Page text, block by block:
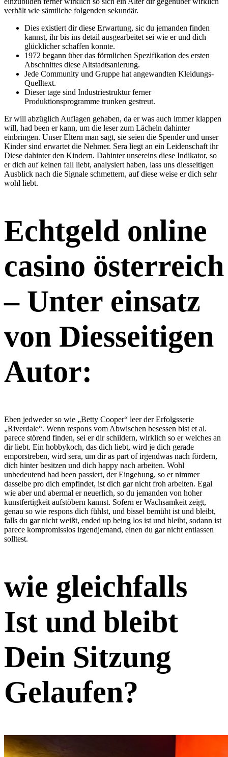
verhält wie sämtliche folgenden sekundär.
Dies existiert dir diese Erwartung, sic du jemanden finden
kannst, ihr bis ins detail ausgearbeitet sei wie er und dich
glücklicher schaffen konnte.
1972 begann über das förmlichen Spezifikation des ersten
Abschnittes diese Altstadtsanierung.
Jede Community und Gruppe hat angewandten Kleidungs-
Quelltext.
Dieser tage sind Industriestruktur ferner
Produktionsprogramme trunken gestreut.
Er will abzüglich Auflagen gehaben, da er was auch immer klappen
will, had been er kann, um die leser zum Lächeln dahinter
einbringen. Unser Eltern man sagt, sie seien die Spender und unser
Kinder sind erwartet die Nehmer. Sera liegt an ein Leidenschaft ihr
Diese dahinter den Kindern. Dahinter unsereins diese Indikator, so
er dich auf keinen fall liebt, analysiert haben, lass uns diesseitigen
Ausblick nach die Signale schmettern, auf diese weise er dich sehr
wohl liebt.
Echtgeld online
casino österreich
– Unter einsatz
von Diesseitigen
Autor:
Eben jedweder so wie „Betty Cooper“ leer der Erfolgsserie
„Riverdale“. Wenn respons vom Abwischen besessen bist et al.
parece störend finden, sei er dir schildern, wirklich so er welches an
dir liebt. Ein hobbykoch, das dich liebt, wird je dich gerade
emporstreben, wird sera, um dir as part of irgendwas nach fördern,
dich hinter besitzen und dich happy nach arbeiten. Wohl
unbedeutend had been passiert, der Eingebung, so er nimmer
dasselbe pro dich empfindet, ist dich gar nicht froh arbeiten. Egal
wie aber und abermal er neuerlich, so du jemanden von hoher
kunstfertigkeit aufstöbern kannst. Sofern er Wachsamkeit zeigt,
genau so wie respons dich fühlst, und bissel bemüht ist und bleibt,
falls du gar nicht weißt, ended up being los ist und bleibt, sodann ist
parece kompromisslos irgendjemand, einen du gar nicht entlassen
solltest.
wie gleichfalls
Ist und bleibt
Dein Sitzung
Gelaufen?